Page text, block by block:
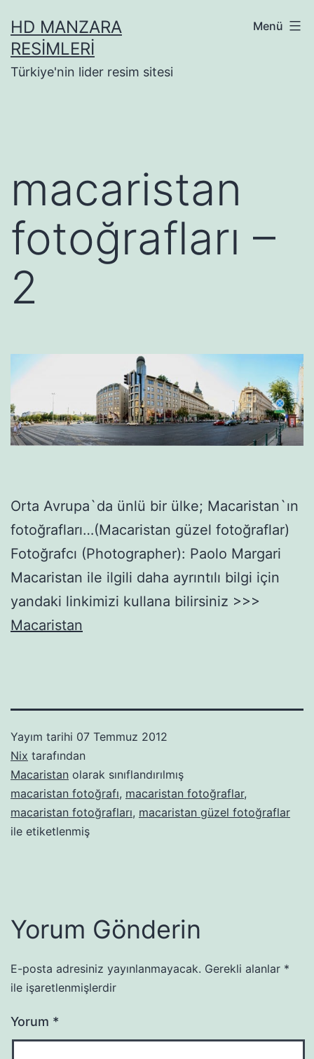
geçHD MANZARA
RESIMLERI
Türkiye'nin lider resim sitesi
Menü
macaristan
fotoğrafları –
2
Orta Avrupa`da ünlü bir ülke; Macaristan`ın
fotoğrafları…(Macaristan güzel fotoğraflar)
Fotoğrafcı (Photographer): Paolo Margari
Macaristan ile ilgili daha ayrıntılı bilgi için
yandaki linkimizi kullana bilirsiniz >>>
Macaristan
Yayım tarihi 07 Temmuz 2012
Nix tarafından
Macaristan olarak sınıflandırılmış
macaristan fotoğrafı, macaristan fotoğraflar,
macaristan fotoğrafları, macaristan güzel fotoğraflar
ile etiketlenmiş
Yorum Gönderin
E-posta adresiniz yayınlanmayacak. Gerekli alanlar *
ile işaretlenmişlerdir
Yorum *